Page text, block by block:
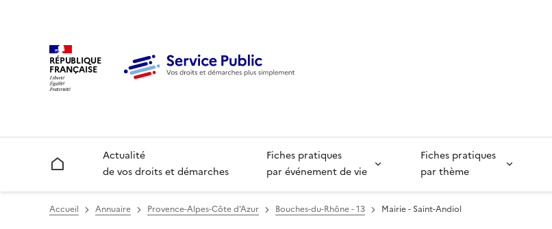
RÉPUBLIQUE
FRANÇAISE
Accueil
Actualité
de vos droits et démarches
Fiches pratiques
par événement de vie
Fiches pratiques
par thème
Accueil Annuaire Provence-Alpes-Côte d'Azur Bouches-du-Rhône - 13 Mairie - Saint-Andiol